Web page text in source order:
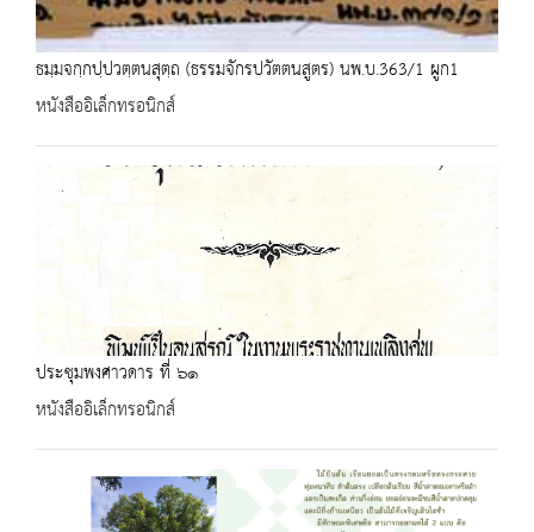
ธมฺมจกฺกปฺปวตฺตนสุตฺถ (ธรรมจักรปวัตตนสูตร) นพ.บ.363/1 ผูก1
หนังสืออิเล็กทรอนิกส์
ประชุมพงศาวดาร ที่ ๖๑
หนังสืออิเล็กทรอนิกส์